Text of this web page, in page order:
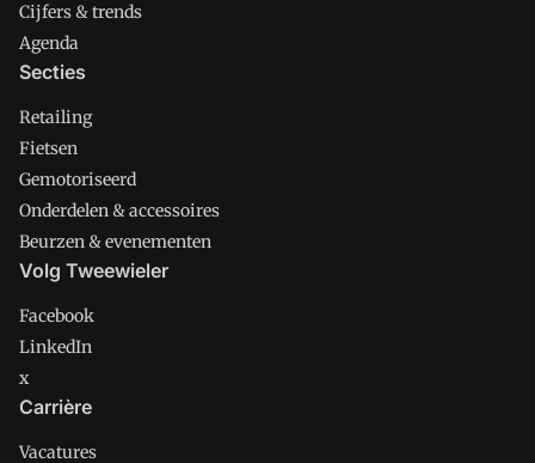
Cijfers & trends
Agenda
Secties
Retailing
Fietsen
Gemotoriseerd
Onderdelen & accessoires
Beurzen & evenementen
Volg Tweewieler
Facebook
LinkedIn
x
Carrière
Vacatures